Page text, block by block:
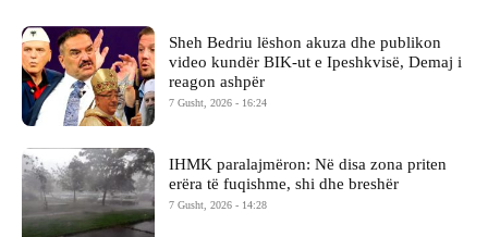
Sheh Bedriu lëshon akuza dhe publikon
video kundër BIK-ut e Ipeshkvisë, Demaj i
reagon ashpër
7 Gusht, 2026 - 16:24
IHMK paralajmëron: Në disa zona priten
erëra të fuqishme, shi dhe breshër
7 Gusht, 2026 - 14:28